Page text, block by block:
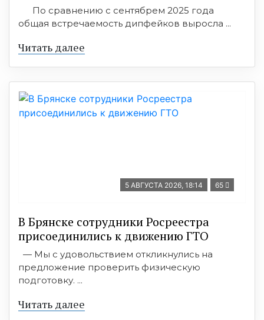
По сравнению с сентябрем 2025 года
общая встречаемость дипфейков выросла ...
Читать далее
5 АВГУСТА 2026, 18:14 65
В Брянске сотрудники Росреестра
присоединились к движению ГТО
— Мы с удовольствием откликнулись на
предложение проверить физическую
подготовку. ...
Читать далее